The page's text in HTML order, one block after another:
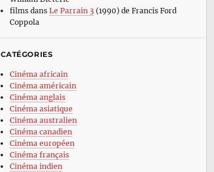
filmsdans Le Parrain 3 (1990) de Francis Ford
Coppola
CATÉGORIES
Cinéma africain
Cinéma américain
Cinéma anglais
Cinéma asiatique
Cinéma australien
Cinéma canadien
Cinéma européen
Cinéma français
Cinéma indien